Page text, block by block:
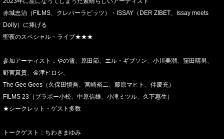
赤城忠治（FILMS、クレバーラビッツ）・ISSAY（DER ZIBET、Issay meets
Dolly）に捧げる
聖夜のスペシャル・ライブ★★★
参加アーティスト：やの雪、原田節、エル・ギブソン、小川美潮、窪田晴男、
野宮真貴、金津ヒロシ、
The Gee Gees（久保田慎吾、宮崎裕二、藤原マヒト、伴慶充）
FILMS 23（ブラボー小松、中原信雄、小滝ミツル、久下惠生）
★シークレット・ゲスト多数
トークゲスト：ちわきまゆみ